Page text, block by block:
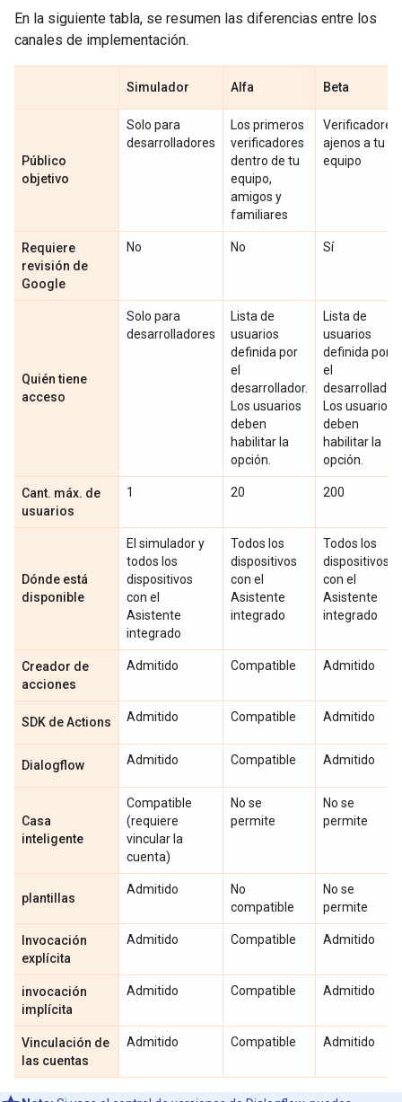
En la siguiente tabla, se resumen las diferencias entre los
canales de implementación.
Simulador Alfa Beta
Público
objetivo
Solo para
desarrolladores
Los primeros
verificadores
dentro de tu
equipo,
amigos y
familiares
Verificadores
ajenos a tu
equipo
Requiere
revisión de
Google
No No Sí
Quién tiene
acceso
Solo para
desarrolladores
Lista de
usuarios
definida por
el
desarrollador.
Los usuarios
deben
habilitar la
opción.
Lista de
usuarios
definida por
el
desarrollador.
Los usuarios
deben
habilitar la
opción.
Cant. máx. de
usuarios
1 20 200
Dónde está
disponible
El simulador y
todos los
dispositivos
con el
Asistente
integrado
Todos los
dispositivos
con el
Asistente
integrado
Todos los
dispositivos
con el
Asistente
integrado
Creador de
acciones
Admitido Compatible Admitido
SDK de Actions Admitido Compatible Admitido
Dialogflow Admitido Compatible Admitido
Casa
inteligente
Compatible
(requiere
vincular la
cuenta)
No se
permite
No se
permite
plantillas
Admitido
No
compatible
No se
permite
Invocación
explícita
Admitido Compatible Admitido
invocación
implícita
Admitido Compatible Admitido
Vinculación de
las cuentas
Admitido Compatible Admitido